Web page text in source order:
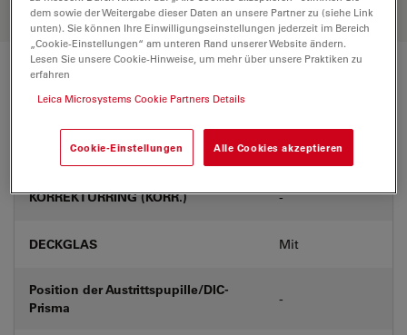
Ihre Anforderungen.
Technische Daten
Produktnummer 11506273
KORREKTURRING (KORR.) -
DECKGLAS Mit
Position der Austrittspupille/DIC-
Prisma
-
dem sowie der Weitergabe dieser Daten an unsere Partner zu (siehe Link
unten). Sie können Ihre Einwilligungseinstellungen jederzeit im Bereich
„Cookie-Einstellungen“ am unteren Rand unserer Website ändern.
Lesen Sie unsere Cookie-Hinweise, um mehr über unsere Praktiken zu
erfahren
Leica Microsystems Cookie Partners Details
Cookie-Einstellungen Alle Cookies akzeptieren